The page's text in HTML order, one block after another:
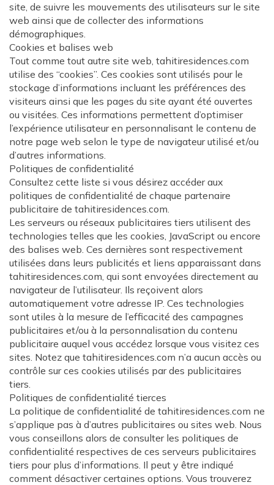
site, de suivre les mouvements des utilisateurs sur le site
web ainsi que de collecter des informations
démographiques.
Cookies et balises web
Tout comme tout autre site web, tahitiresidences.com
utilise des “cookies”. Ces cookies sont utilisés pour le
stockage d’informations incluant les préférences des
visiteurs ainsi que les pages du site ayant été ouvertes
ou visitées. Ces informations permettent d’optimiser
l’expérience utilisateur en personnalisant le contenu de
notre page web selon le type de navigateur utilisé et/ou
d’autres informations.
Politiques de confidentialité
Consultez cette liste si vous désirez accéder aux
politiques de confidentialité de chaque partenaire
publicitaire de tahitiresidences.com.
Les serveurs ou réseaux publicitaires tiers utilisent des
technologies telles que les cookies, JavaScript ou encore
des balises web. Ces dernières sont respectivement
utilisées dans leurs publicités et liens apparaissant dans
tahitiresidences.com, qui sont envoyées directement au
navigateur de l’utilisateur. Ils reçoivent alors
automatiquement votre adresse IP. Ces technologies
sont utiles à la mesure de l’efficacité des campagnes
publicitaires et/ou à la personnalisation du contenu
publicitaire auquel vous accédez lorsque vous visitez ces
sites. Notez que tahitiresidences.com n’a aucun accès ou
contrôle sur ces cookies utilisés par des publicitaires
tiers.
Politiques de confidentialité tierces
La politique de confidentialité de tahitiresidences.com ne
s’applique pas à d’autres publicitaires ou sites web. Nous
vous conseillons alors de consulter les politiques de
confidentialité respectives de ces serveurs publicitaires
tiers pour plus d’informations. Il peut y être indiqué
comment désactiver certaines options. Vous trouverez